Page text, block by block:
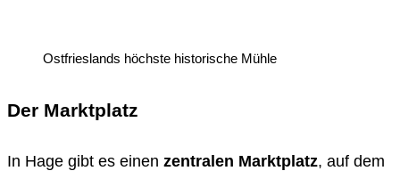
Ostfrieslands höchste historische Mühle
Der Marktplatz
In Hage gibt es einen zentralen Marktplatz, auf dem